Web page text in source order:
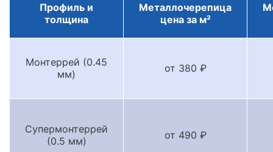
Профиль и
толщина
Металлочерепица
цена за м²
Монтеррей (0.45
мм)
от 380 ₽
Супермонтеррей
(0.5 мм)
от 490 ₽